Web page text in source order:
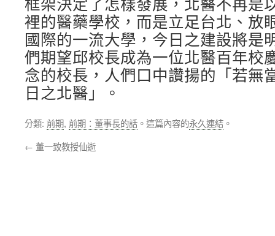
框架決定了怎樣發展，北醫不再是
裡的醫藥學校，而是立足台北、放
國際的一流大學，今日之建設將是
們期望邱校長成為一位北醫百年校
念的校長，人們口中讚揚的「若無
日之北醫」。
分類: 前期, 前期：董事長的話 。這篇內容的永久連結 。
← 董一致教授仙逝